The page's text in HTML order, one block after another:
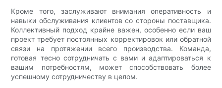
Кроме того, заслуживают внимания оперативность и
навыки обслуживания клиентов со стороны поставщика.
Коллективный подход крайне важен, особенно если ваш
проект требует постоянных корректировок или обратной
связи на протяжении всего производства. Команда,
готовая тесно сотрудничать с вами и адаптироваться к
вашим потребностям, может способствовать более
успешному сотрудничеству в целом.